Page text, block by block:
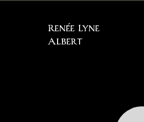
Renée Lyne
Albert